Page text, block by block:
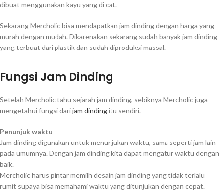
dibuat menggunakan kayu yang di cat.
Sekarang Mercholic bisa mendapatkan jam dinding dengan harga yang
murah dengan mudah. Dikarenakan sekarang sudah banyak jam dinding
yang terbuat dari plastik dan sudah diproduksi massal.
Fungsi Jam Dinding
Setelah Mercholic tahu sejarah jam dinding, sebiknya Mercholic juga
mengetahui fungsi darijam dindingitu sendiri.
Penunjuk waktu
Jam dinding digunakan untuk menunjukan waktu, sama seperti jam lain
pada umumnya. Dengan jam dinding kita dapat mengatur waktu dengan
baik.
Mercholic harus pintar memilh desain jam dinding yang tidak terlalu
rumit supaya bisa memahami waktu yang ditunjukan dengan cepat.